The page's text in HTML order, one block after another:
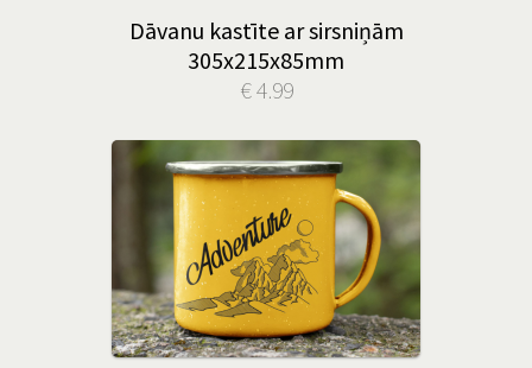
Dāvanu kastīte ar sirsniņām
305x215x85mm
€ 4.99